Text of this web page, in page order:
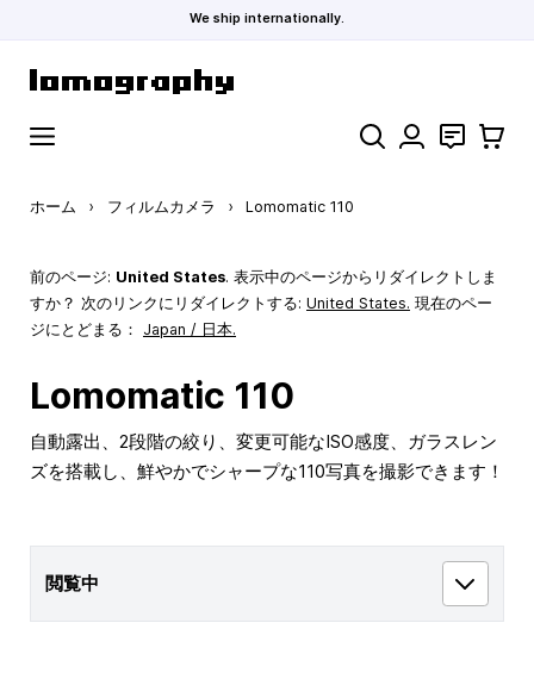
We ship internationally.
検索 お問い合わ
カート
ホーム › フィルムカメラ › Lomomatic 110
前のページ: United States. 表示中のページからリダイレクトしま
すか？ 次のリンクにリダイレクトする: United States. 現在のペー
ジにとどまる： Japan / 日本.
Lomomatic 110
自動露出、2段階の絞り、変更可能なISO感度、ガラスレン
ズを搭載し、鮮やかでシャープな110写真を撮影できます！
閲覧中